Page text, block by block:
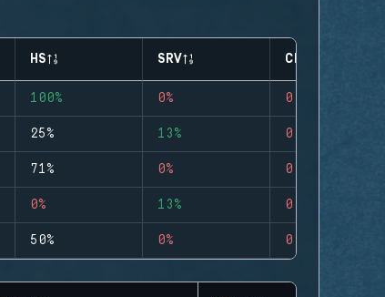
HS SRV CLUTCHES
100% 0% 0
25% 13% 0
71% 0% 0
0% 13% 0
50% 0% 0